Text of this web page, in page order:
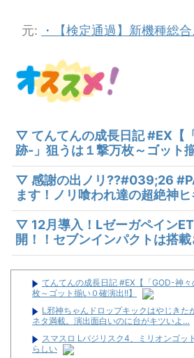
元: ・【検定通過】新機種総
▽ てんてんの成長日記 #EX【
跡-」狙うは１撃万枚～ゴット
▽ 感謝の出ノリ??#039;26
ます！ノリ喰われ達の超絶神ヒ
▽ 12月導入！Lゼーガペイン
開！！セブンインパクトは搭載
てんてんの成長日記 #EX【「GOD-神
枚～ゴット揃い０確演出!!】
L邪神ちゃんドロップキックはやじきた
ネタ満載。演出面白いのに台がキツいよ…
スマスロ Lバジリスク4、ミリオンゴッ
らしい